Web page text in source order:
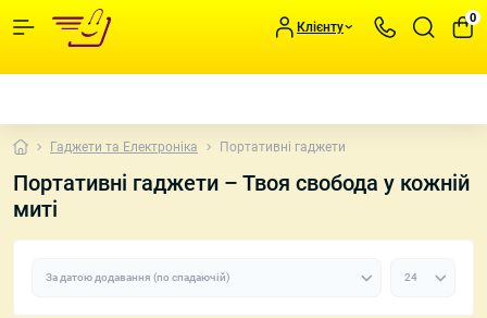
Клієнту
0
Гаджети та Електроніка Портативні гаджети
Портативні гаджети – Твоя свобода у кожній
миті